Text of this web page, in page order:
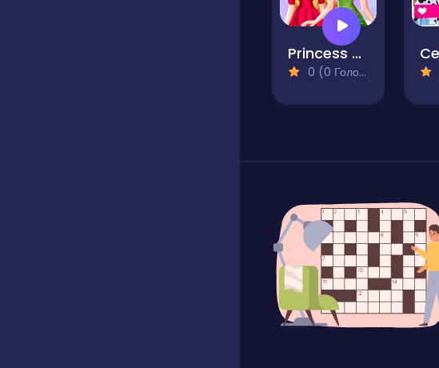
Princess Girls Spring Blossoms
0 (0 Голосів)